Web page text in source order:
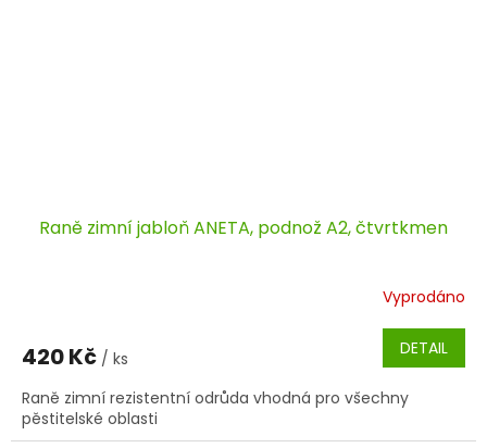
Raně zimní jabloň ANETA, podnož A2, čtvrtkmen
Vyprodáno
420 Kč / ks DETAIL
Raně zimní rezistentní odrůda vhodná pro všechny
pěstitelské oblasti